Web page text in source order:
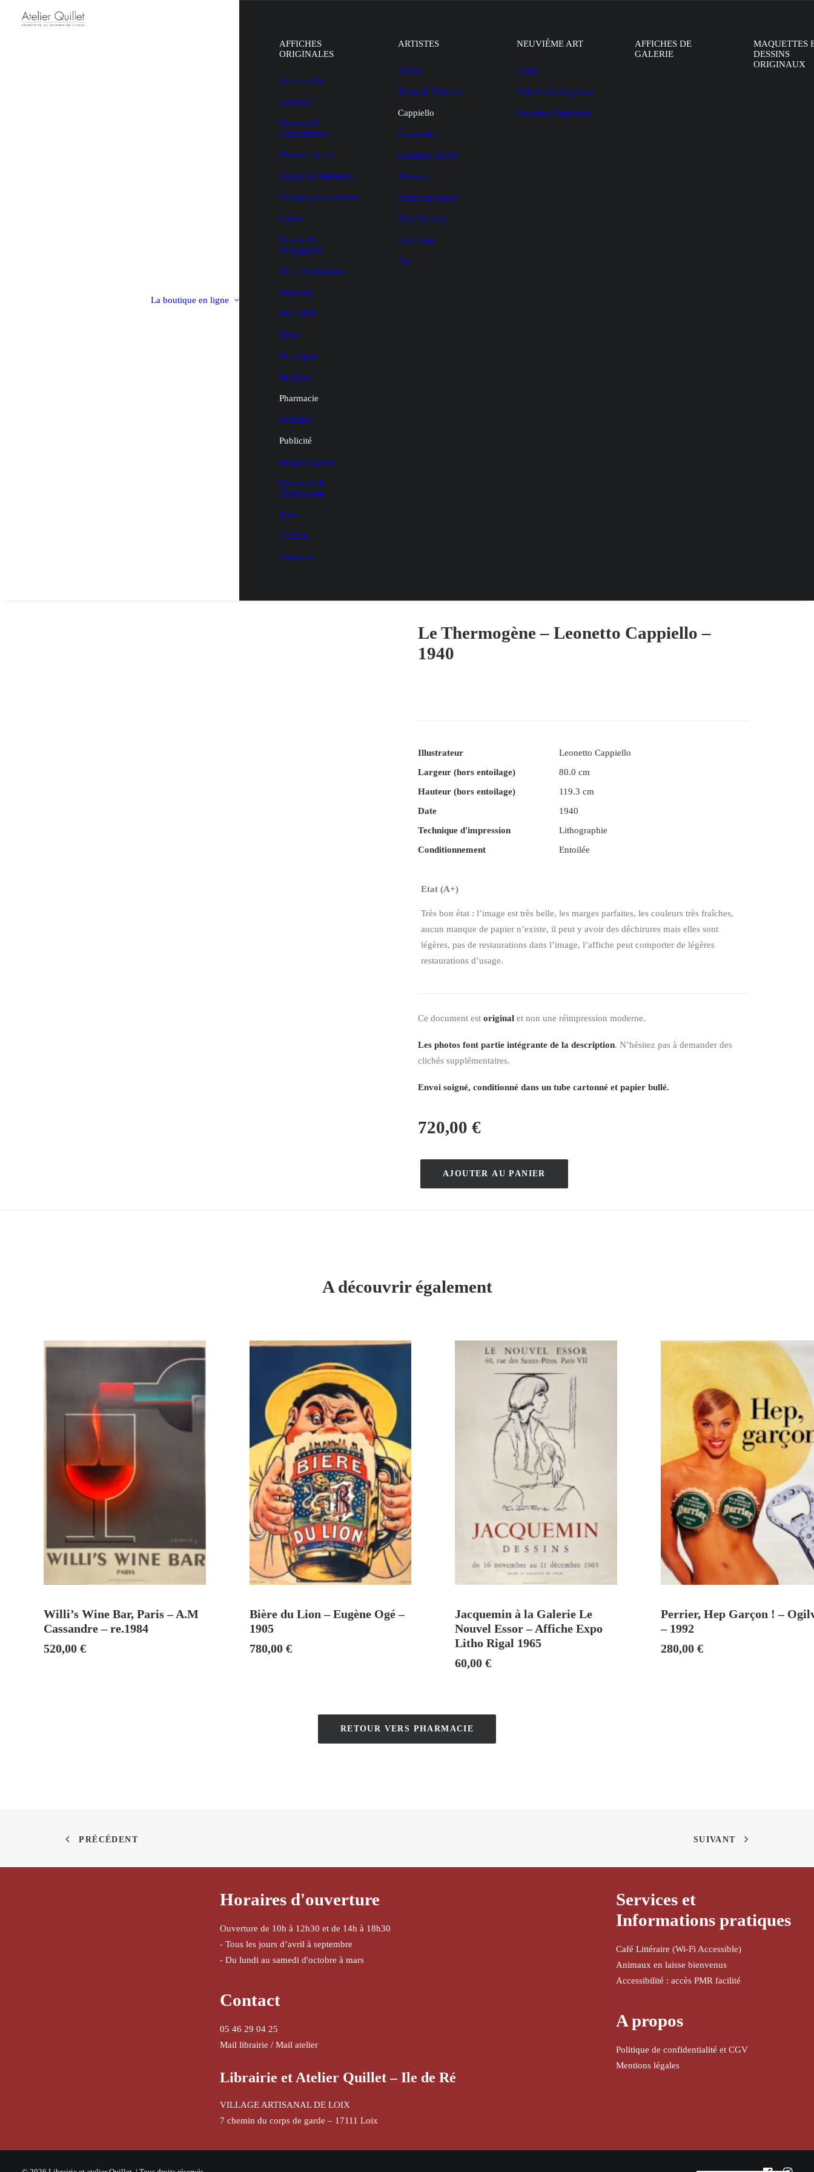
La boutique en ligne
AFFICHES
ORIGINALES
Automobile
Aviation
Boisson &
Alimentation
Chemin de fer
Cirque & Automate
Compagnie maritime
Cycles
Guerre &
Propagande
Jeux Olympiques
Journaux
Mai 1968
Mode
Montagne
Musique
Pharmacie
Politique
Publicité
Roland Garros
Spectacle &
Évènements
Sport
Théâtre
Tourisme
ARTISTES
Auriac
Bernard Villemot
Cappiello
Cassandre
Constant-Duval
Falcucci
Firmin Bouisset
Géo Dorival
Géo Ham
Pal
NEUVIÈME ART
Hergé
Celluloïds Originaux
Planches Originales
AFFICHES DE
GALERIE
MAQUETTES
DESSINS
ORIGINAUX
Le Thermogène – Leonetto Cappiello –
1940
Illustrateur
Leonetto Cappiello
Largeur (hors entoilage)
80.0 cm
Hauteur (hors entoilage)
119.3 cm
Date
1940
Technique d'impression
Lithographie
Conditionnement
Entoilée
Etat (A+)
Très bon état : l’image est très belle, les marges parfaites, les couleurs très fraîches,
aucun manque de papier n’existe, il peut y avoir des déchirures mais elles sont
légères, pas de restaurations dans l’image, l’affiche peut comporter de légères
restaurations d’usage.
Ce document est original et non une réimpression moderne.
Les photos font partie intégrante de la description. N’hésitez pas à demander des
clichés supplémentaires.
Envoi soigné, conditionné dans un tube cartonné et papier bullé.
720,00 €
–
AJOUTER AU PANIER
A découvrir également
Willi’s Wine Bar, Paris – A.M
Cassandre – re.1984
520,00 €
Bière du Lion – Eugène Ogé –
1905
780,00 €
Jacquemin à la Galerie Le
Nouvel Essor – Affiche Expo
Litho Rigal 1965
60,00€
Perrier, Hep Garçon ! –
– 1992
280,00€
RETOUR VERS PHARMACIE
PRÉCÉDENT SUIVANT
Horaires d'ouverture
Ouverture de 10h à 12h30 et de 14h à 18h30
- Tous les jours d’avril à septembre
- Du lundi au samedi d'octobre à mars
Contact
05 46 29 04 25
Mail librairie / Mail atelier
Librairie et Atelier Quillet – Ile de Ré
VILLAGE ARTISANAL DE LOIX
7 chemin du corps de garde – 17111 Loix
Services et
Informations pratiques
Café Littéraire (Wi-Fi Accessible)
Animaux en laisse bienvenus
Accessibilité : accès PMR facilité
A propos
Politique de confidentialité et CGV
Mentions légales